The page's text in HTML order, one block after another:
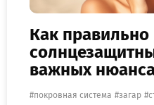
Как правильно
важных
покровная система загар